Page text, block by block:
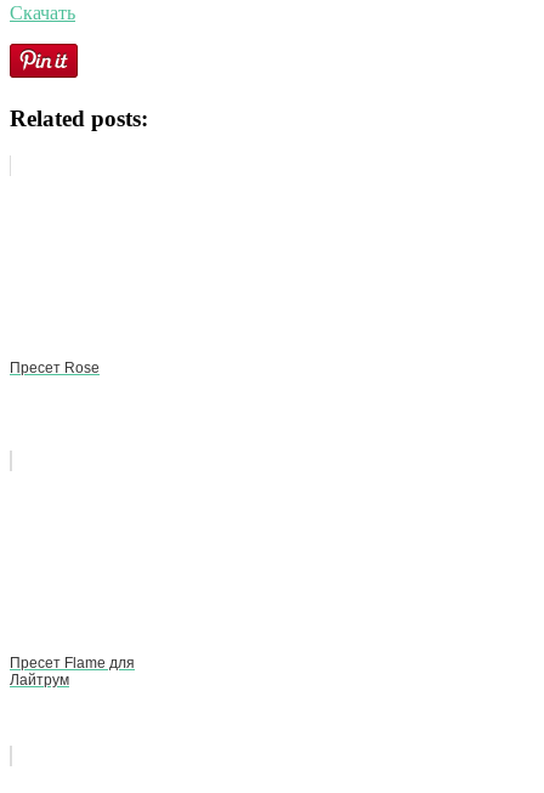
Скачать
Related posts:
Пресет Rose
Пресет Flame для
Лайтрум